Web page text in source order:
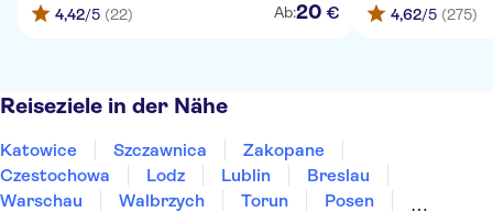
4,42/5 (22) Ab:20 € 4,62/5 (275)
Reiseziele in der Nähe
Katowice Szczawnica
Zakopane
Czestochowa
Lodz Lublin
Breslau
Warschau
Walbrzych Torun
Posen